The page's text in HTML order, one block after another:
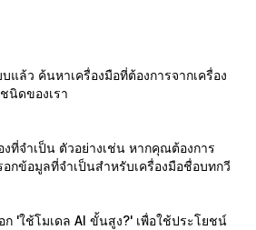
แล้ว ค้นหาเครื่องมือที่ต้องการจากเครื่อง
นิดของเรา
ที่จำเป็น ตัวอย่างเช่น หากคุณต้องการ
อกข้อมูลที่จำเป็นสำหรับเครื่องมือชื่อบทกวี
ก 'ใช้โมเดล AI ขั้นสูง?' เพื่อใช้ประโยชน์